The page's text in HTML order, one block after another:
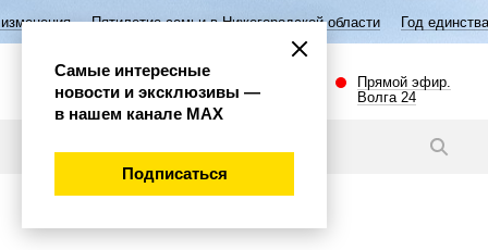
семьи в Нижегородской области Год единства народов России
Прямой эфир.
Волга 24
Самые интересные
новости и эксклюзивы —
в нашем канале МАХ
Подписаться